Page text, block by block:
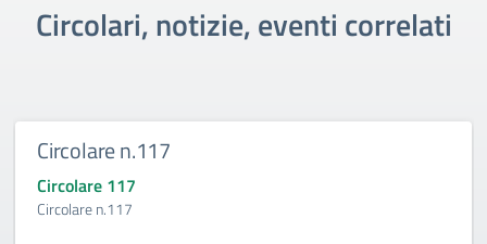
Circolari, notizie, eventi correlati
Circolare n.117
Circolare 117
Circolare n.117